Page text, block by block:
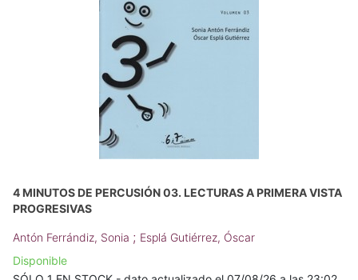
4 MINUTOS DE PERCUSIÓN 03. LECTURAS A PRIMERA VISTA
PROGRESIVAS
Antón Ferrándiz, Sonia ; Esplá Gutiérrez, Óscar
Disponible